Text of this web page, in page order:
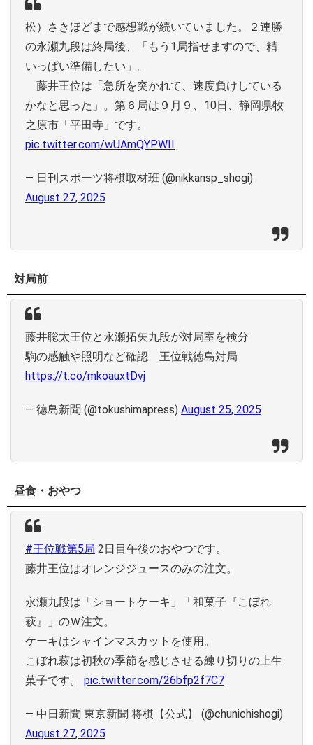
松）さきほどまで感想戦が続いていました。２連勝
の永瀬九段は終局後、「もう1局指せますので、精
いっぱい準備したい」。
藤井王位は「急所を突かれて、速度負けしている
かなと思った」。第６局は９月９、10日、静岡県牧
之原市「平田寺」です。
pic.twitter.com/wUAmQYPWII
— 日刊スポーツ将棋取材班 (@nikkansp_shogi)
August 27, 2025
対局前
藤井聡太王位と永瀬拓矢九段が対局室を検分
駒の感触や照明など確認 王位戦徳島対局
https://t.co/mkoauxtDvj
— 徳島新聞 (@tokushimapress) August 25, 2025
昼食・おやつ
#王位戦第5局 2日目午後のおやつです。
藤井王位はオレンジジュースのみの注文。
永瀬九段は「ショートケーキ」「和菓子『こぼれ
萩』」のＷ注文。
ケーキはシャインマスカットを使用。
こぼれ萩は初秋の季節を感じさせる練り切りの上生
菓子です。 pic.twitter.com/26bfp2f7C7
— 中日新聞 東京新聞 将棋【公式】 (@chunichishogi)
August 27, 2025